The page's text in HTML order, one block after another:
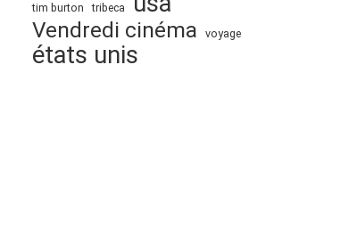
tim burton
tribeca
Vendredi cinéma voyage
états unis